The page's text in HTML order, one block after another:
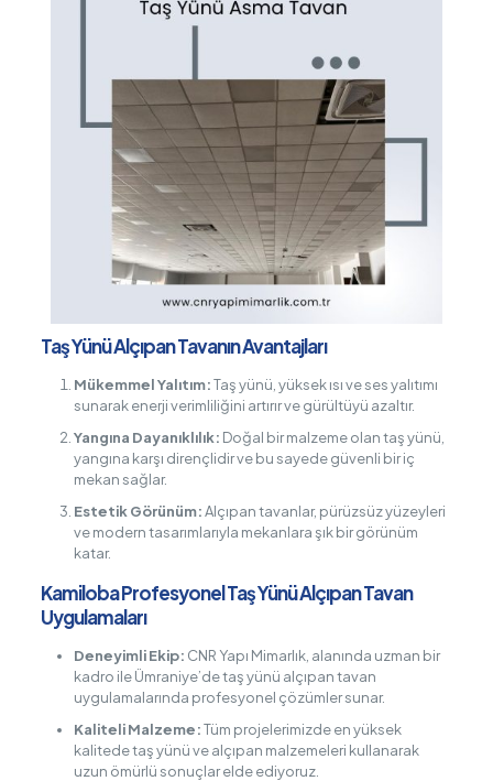
Taş Yünü Alçıpan Tavanın Avantajları
Mükemmel Yalıtım:Taş yünü, yüksek ısı ve ses yalıtımı
sunarak enerji verimliliğini artırır ve gürültüyü azaltır.
Yangına Dayanıklılık: Doğal bir malzeme olan taş yünü,
yangına karşı dirençlidir ve bu sayede güvenli bir iç
mekan sağlar.
Estetik Görünüm:Alçıpan tavanlar, pürüzsüz yüzeyleri
ve modern tasarımlarıyla mekanlara şık bir görünüm
katar.
Kamiloba Profesyonel Taş Yünü Alçıpan Tavan
Uygulamaları
Deneyimli Ekip: CNR Yapı Mimarlık, alanında uzman bir
kadro ile Ümraniye’de taş yünü alçıpan tavan
uygulamalarında profesyonel çözümler sunar.
Kaliteli Malzeme:Tüm projelerimizde en yüksek
kalitede taş yünü ve alçıpan malzemeleri kullanarak
uzun ömürlü sonuçlar elde ediyoruz.